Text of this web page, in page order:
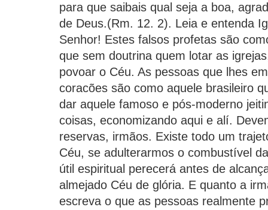
para que saibais qual seja a boa,
de Deus.(Rm. 12. 2). Leia e entenda
Senhor! Estes falsos profetas são
que sem doutrina quem lotar as
povoar o Céu. As pessoas que lhes
coracões são como aquele brasileiro
dar aquele famoso e pós-moderno
coisas, economizando aqui e alí.
reservas, irmãos. Existe todo um
Céu, se adulterarmos o combustível
útil espiritual perecerá antes de
almejado Céu de glória. E quanto a
escreva o que as pessoas realmente